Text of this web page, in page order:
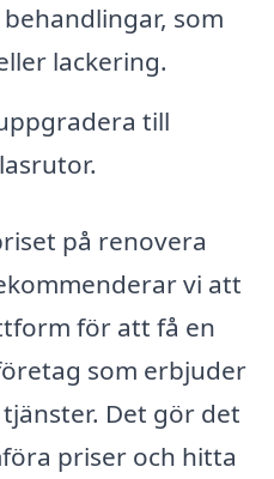
som
lackering.
till
på renovera
vi att
för att få en
som erbjuder
Det gör det
priser och hitta